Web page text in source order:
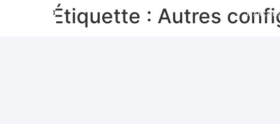
Étiquette : Autres